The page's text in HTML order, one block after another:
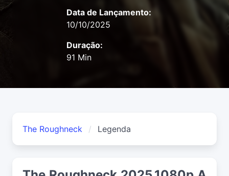
Data de Lançamento:
10/10/2025
Duração:
91 Min
The Roughneck Legenda